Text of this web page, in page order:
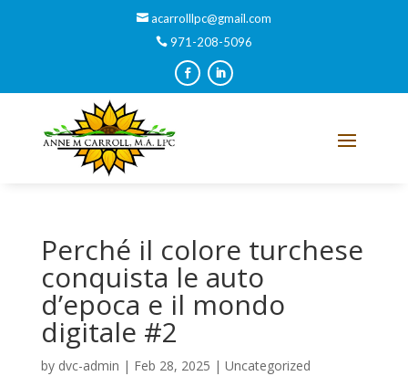
acarrolllpc@gmail.com
971-208-5096
Perché il colore turchese
conquista le auto
d’epoca e il mondo
digitale #2
by dvc-admin | Feb 28, 2025 | Uncategorized